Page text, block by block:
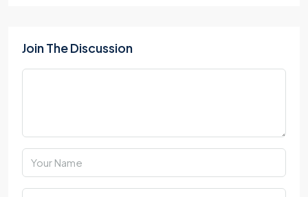
Join The Discussion